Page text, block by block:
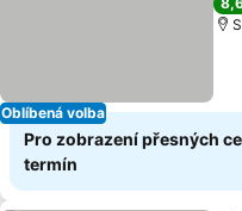
Oblíbená volba
Pro zobrazení přesných
termín